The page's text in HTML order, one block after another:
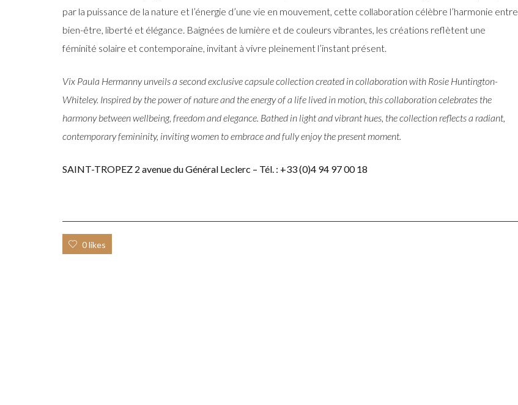
par la puissance de la nature et l’énergie d’une vie en mouvement, cette collaboration célèbre l’harmonie entre
bien-être, liberté et élégance. Baignées de lumière et de couleurs vibrantes, les créations reflètent une
féminité solaire et contemporaine, invitant à vivre pleinement l’instant présent.
Vix Paula Hermanny unveils a second exclusive capsule collection created in collaboration with Rosie Huntington-
Whiteley. Inspired by the power of nature and the energy of a life lived in motion, this collaboration celebrates the
harmony between wellbeing, freedom and elegance. Bathed in light and vibrant hues, the collection reflects a radiant,
contemporary femininity, inviting women to embrace and fully enjoy the present moment.
SAINT-TROPEZ 2 avenue du Général Leclerc – Tél. : +33 (0)4 94 97 00 18
0 likes